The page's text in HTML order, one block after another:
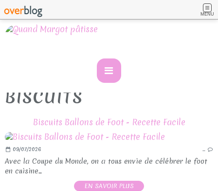
MENU
BISCUITS
Biscuits Ballons de Foot - Recette Facile
09/07/2026 …
Avec la Coupe du Monde, on a tous envie de célébrer le foot
en cuisine...
EN SAVOIR PLUS